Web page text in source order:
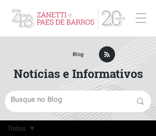
Post
Todos
Blog
Notícias e Informativos